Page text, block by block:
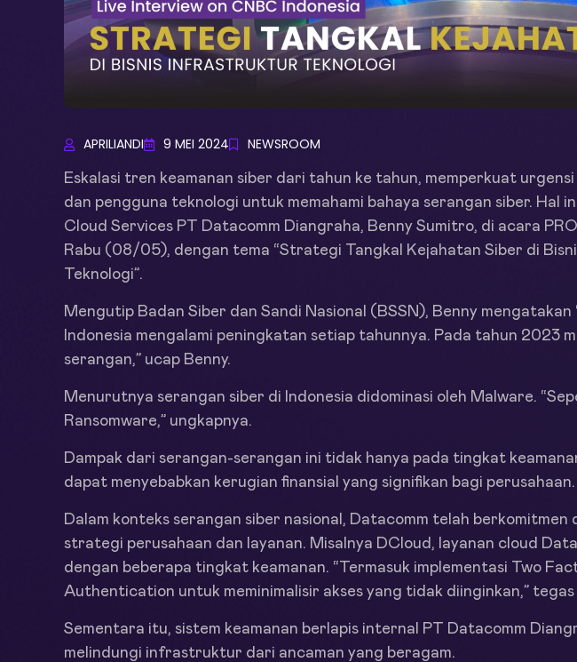
APRILIANDI 9 MEI 2024 NEWSROOM
Eskalasi tren keamanan siber dari tahun ke tahun, memperkuat
dan pengguna teknologi untuk memahami bahaya serangan siber. Hal
Cloud Services PT Datacomm Diangraha, Benny Sumitro, di acara
Rabu (08/05), dengan tema “Strategi Tangkal Kejahatan Siber di
Teknologi”.
Mengutip Badan Siber dan Sandi Nasional (BSSN), Benny
Indonesia mengalami peningkatan setiap tahunnya. Pada tahun 2023
serangan,” ucap Benny.
Menurutnya serangan siber di Indonesia didominasi oleh Malware.
Ransomware,” ungkapnya.
Dampak dari serangan-serangan ini tidak hanya pada tingkat
dapat menyebabkan kerugian finansial yang signifikan bagi perusahaan.
Dalam konteks serangan siber nasional, Datacomm telah berkomitmen
strategi perusahaan dan layanan. Misalnya DCloud, layanan cloud
dengan beberapa tingkat keamanan. “Termasuk implementasi Two
Authentication untuk meminimalisir akses yang tidak diinginkan,” tegas
Sementara itu, sistem keamanan berlapis internal PT Datacomm
melindungi infrastruktur dari ancaman yang beragam.